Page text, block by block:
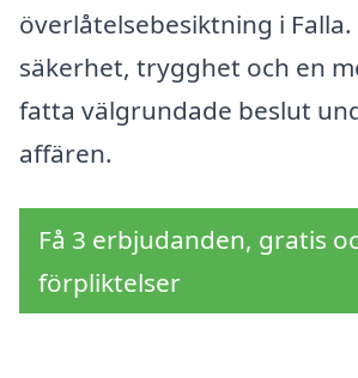
överlåtelsebesiktning i
säkerhet, trygghet och en
fatta välgrundade beslut
affären.
Få 3 erbjudanden, gratis
förpliktelser